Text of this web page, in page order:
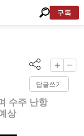
구독
답글쓰기
수주 난항
상